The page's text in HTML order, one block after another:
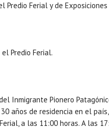
Ferial y de Exposiciones
Predio Ferial.
Inmigrante Pionero
años de residencia en el
a las 11:00 horas. A las